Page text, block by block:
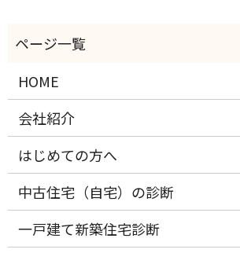
HOME
会社紹介
はじめての方へ
中古住宅（自宅）の診断
一戸建て新築住宅診断